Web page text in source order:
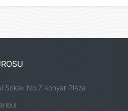
Sokak No:7 Konyar Plaza